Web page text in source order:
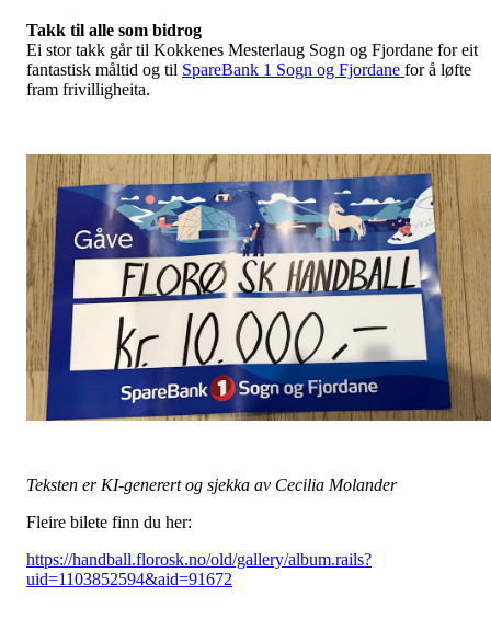
Takk til alle som bidrog
Ei stor takk går til Kokkenes Mesterlaug Sogn og Fjordane for eit
fantastisk måltid og til SpareBank 1 Sogn og Fjordane for å løfte
fram frivilligheita.
Teksten er KI-generert og sjekka av Cecilia Molander
Fleire bilete finn du her:
https://handball.florosk.no/old/gallery/album.rails?
uid=1103852594&aid=91672